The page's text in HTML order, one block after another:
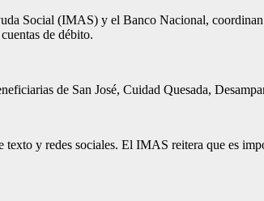
Social (IMAS) y el Banco Nacional, coordinan
de débito.
de San José, Cuidad Quesada,
y redes sociales. El IMAS reitera que es